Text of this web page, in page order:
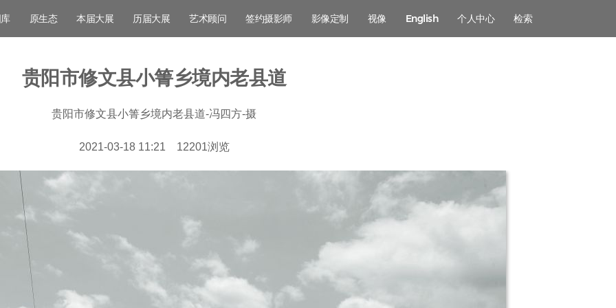
原生态 本届大展 历届大展 艺术顾问 签约摄影师 影像定制 视像 English 个人中心 检索
贵阳市修文县小箐乡境内老县道
贵阳市修文县小箐乡境内老县道-冯四方-摄
2021-03-18 11:21 12201浏览